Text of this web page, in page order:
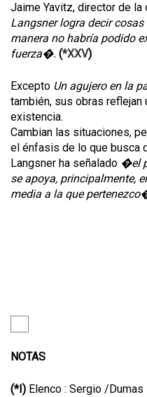
Jaime Yavitz, director de la
Langsner logra decir
manera no habría podido
fuerza�. (*XXV)
Excepto Un agujero en la
también, sus obras reflejan
existencia.
Cambian las situaciones,
el énfasis de lo que busca
Langsner ha señalado �el
se apoya, principalmente,
media a la que
NOTAS
(*I) Elenco : Sergio /